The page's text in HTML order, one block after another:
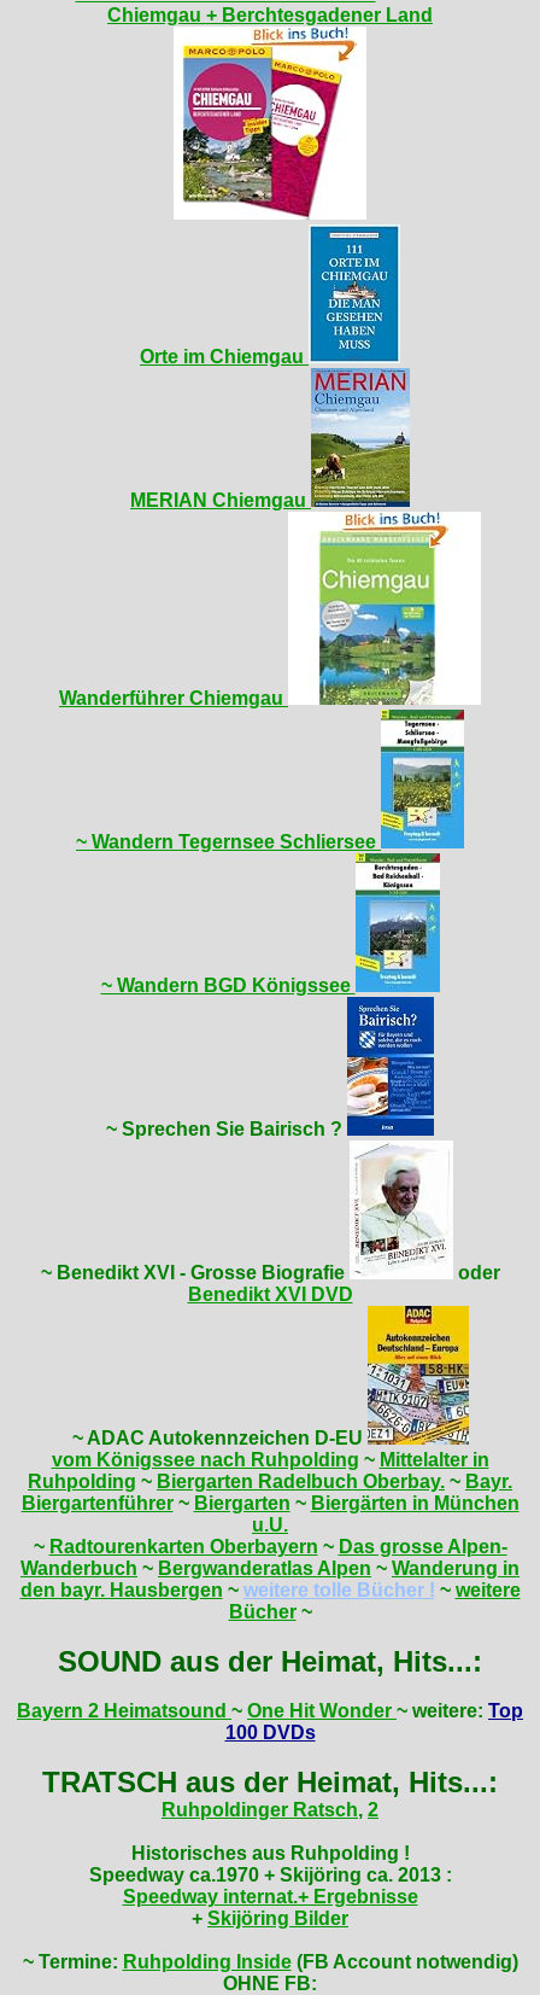
Chiemgau + Berchtesgadener Land
Orte im Chiemgau
MERIAN Chiemgau
Wanderführer Chiemgau
~ Wandern Tegernsee Schliersee
~ Wandern BGD Königssee
~ Sprechen Sie Bairisch ?
~ Benedikt XVI - Grosse Biografie
oder
Benedikt XVI DVD
~ ADAC Autokennzeichen D-EU
vom Königssee nach Ruhpolding ~ Mittelalter in
Ruhpolding ~ Biergarten Radelbuch Oberbay. ~ Bayr.
Biergartenführer~ Biergarten ~ Biergärten in München
u.U.
~ Radtourenkarten Oberbayern ~ Das grosse Alpen-
Wanderbuch ~ Bergwanderatlas Alpen ~ Wanderung in
den bayr. Hausbergen ~ weitere tolle Bücher ! ~ weitere
Bücher~
SOUND aus der Heimat, Hits...:
Bayern 2 Heimatsound ~ One Hit Wonder ~ weitere: Top
100 DVDs
TRATSCH aus der Heimat, Hits...:
Ruhpoldinger Ratsch, 2
Historisches aus Ruhpolding !
Speedway ca.1970 + Skijöring ca. 2013 :
Speedway internat.+ Ergebnisse
+ Skijöring Bilder
~ Termine: Ruhpolding Inside(FB Account notwendig)
OHNE FB: